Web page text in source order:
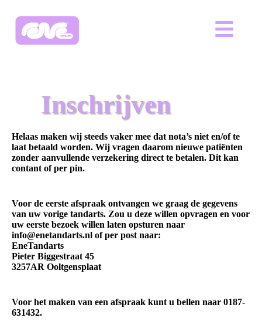
Inschrijven
Helaas maken wij steeds vaker mee dat nota’s niet en/of te
laat betaald worden. Wij vragen daarom nieuwe patiënten
zonder aanvullende verzekering direct te betalen. Dit kan
contant of per pin.
Voor de eerste afspraak ontvangen we graag de gegevens
van uw vorige tandarts. Zou u deze willen opvragen en voor
uw eerste bezoek willen laten opsturen naar
info@enetandarts.nl of per post naar:
EneTandarts
Pieter Biggestraat 45
3257AR Ooltgensplaat
Voor het maken van een afspraak kunt u bellen naar 0187-
631432.